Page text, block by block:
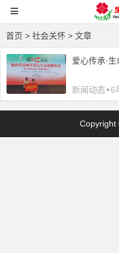
首页 > 社会关怀 > 文章
爱心传承·
新闻动态•6